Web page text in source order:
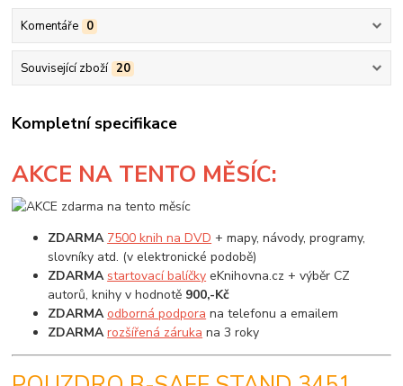
Komentáře 0
Související zboží 20
Kompletní specifikace
AKCE NA TENTO MĚSÍC:
ZDARMA 7500 knih na DVD + mapy, návody, programy,
slovníky atd. (v elektronické podobě)
ZDARMA startovací balíčky eKnihovna.cz + výběr CZ
autorů, knihy v hodnotě 900,-Kč
ZDARMA odborná podpora na telefonu a emailem
ZDARMA rozšířená záruka na 3 roky